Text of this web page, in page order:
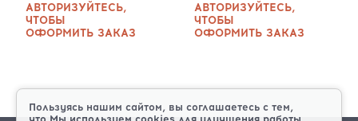
АВТОРИЗУЙТЕСЬ,
ЧТОБЫ
ОФОРМИТЬ ЗАКАЗ
АВТОРИЗУЙТЕСЬ,
ЧТОБЫ
ОФОРМИТЬ ЗАКАЗ
Пользуясь нашим сайтом, вы соглашаетесь с тем,